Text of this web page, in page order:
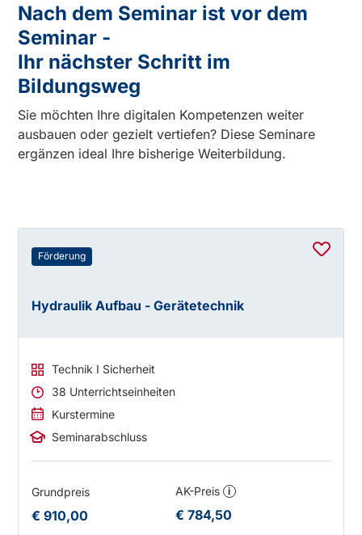
Nach dem Seminar ist vor dem
Seminar -
Ihr nächster Schritt im
Bildungsweg
Sie möchten Ihre digitalen Kompetenzen weiter
ausbauen oder gezielt vertiefen? Diese Seminare
ergänzen ideal Ihre bisherige Weiterbildung.
Förderung
Hydraulik Aufbau - Gerätetechnik
Technik I Sicherheit
38 Unterrichtseinheiten
Kurstermine
Seminarabschluss
Grundpreis
€ 910,00
AK-Preis i
€ 784,50